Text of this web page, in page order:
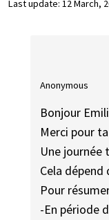
Last update: 12 March,
Anonymous
Bonjour
Merci pour
Une journée
Cela
Pour
-En période